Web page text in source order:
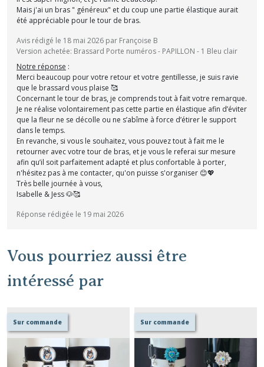
Mais j'ai un bras " généreux" et du coup une partie élastique aurait
été appréciable pour le tour de bras.
Avis rédigé le 18 mai 2026 par Françoise B
Version achetée: Brassard Porte numéros - PAPILLON - 1 Bleu clair
Notre réponse :
Merci beaucoup pour votre retour et votre gentillesse, je suis ravie
que le brassard vous plaise 🥰
Concernant le tour de bras, je comprends tout à fait votre remarque.
Je ne réalise volontairement pas cette partie en élastique afin d’éviter
que la fleur ne se décolle ou ne s’abîme à force d’étirer le support
dans le temps.
En revanche, si vous le souhaitez, vous pouvez tout à fait me le
retourner avec votre tour de bras, et je vous le referai sur mesure
afin qu’il soit parfaitement adapté et plus confortable à porter,
n'hésitez pas à me contacter, qu'on puisse s'organiser 😊💖
Très belle journée à vous,
Isabelle & Jess 🐶🥰
Réponse rédigée le 19 mai 2026
Vous pourriez aussi être
intéressé par
Sur commande Sur commande